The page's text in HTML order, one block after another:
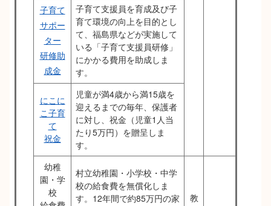
子育て
サポー
ター
研修助
成金
子育て支援員を育成及び子
育て環境の向上を目的とし
て、福島県などが実施して
いる「子育て支援員研修」
にかかる費用を助成しま
す。
にこに
こ子育
て
祝金
児童が満4歳から満15歳を
迎えるまでの毎年、保護者
に対し、祝金（児童1人当
たり5万円）を贈呈しま
す。
幼稚
園・学
校
村立幼稚園・小学校・中学
校の給食費を無償化しま
す。12年間で約85万円の家
教